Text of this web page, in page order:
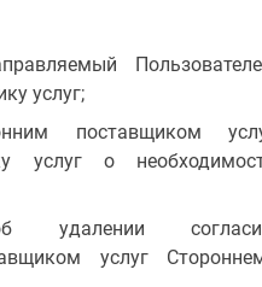
услуг;
поставщиком
услуг о
удалении
услуг